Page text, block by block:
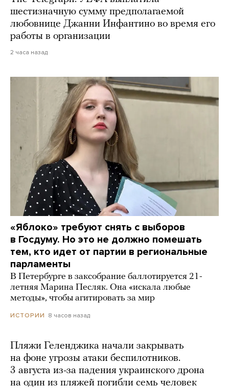
шестизначную сумму предполагаемой
любовнице Джанни Инфантино во время его
работы в организации
2 часа назад
«Яблоко» требуют снять с выборов
в Госдуму. Но это не должно помешать
тем, кто идет от партии в региональные
парламенты
В Петербурге в заксобрание баллотируется 21-
летняя Марина Песляк. Она «искала любые
методы», чтобы агитировать за мир
ИСТОРИИ 8 часов назад
Пляжи Геленджика начали закрывать
на фоне угрозы атаки беспилотников.
3 августа из-за падения украинского дрона
на один из пляжей погибли семь человек